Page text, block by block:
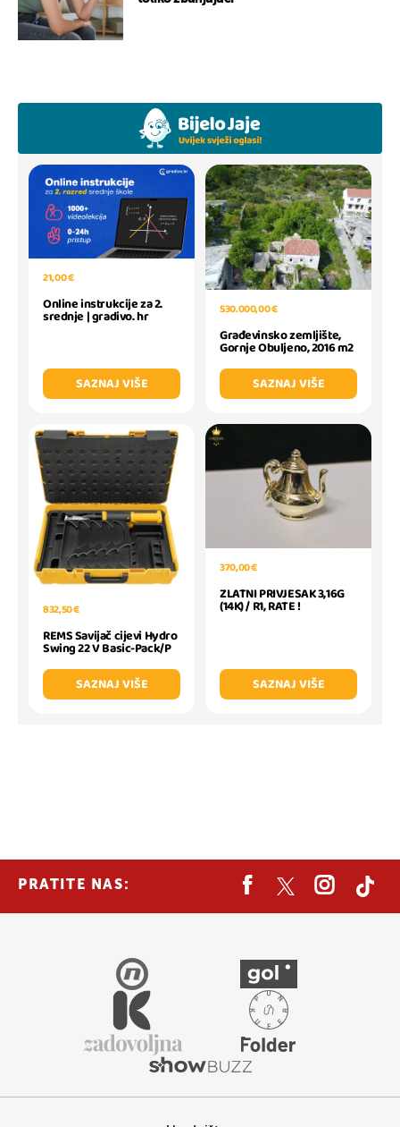
21,00 €
Online instrukcije za 2.
srednje | gradivo. hr
SAZNAJ VIŠE
530.000,00 €
Građevinsko zemljište,
Gornje Obuljeno, 2016 m2
SAZNAJ VIŠE
832,50 €
REMS Savijač cijevi Hydro
Swing 22 V Basic-Pack/P
SAZNAJ VIŠE
370,00 €
ZLATNI PRIVJESAK 3,16G
(14K) / R1, RATE !
SAZNAJ VIŠE
PRATITE NAS: